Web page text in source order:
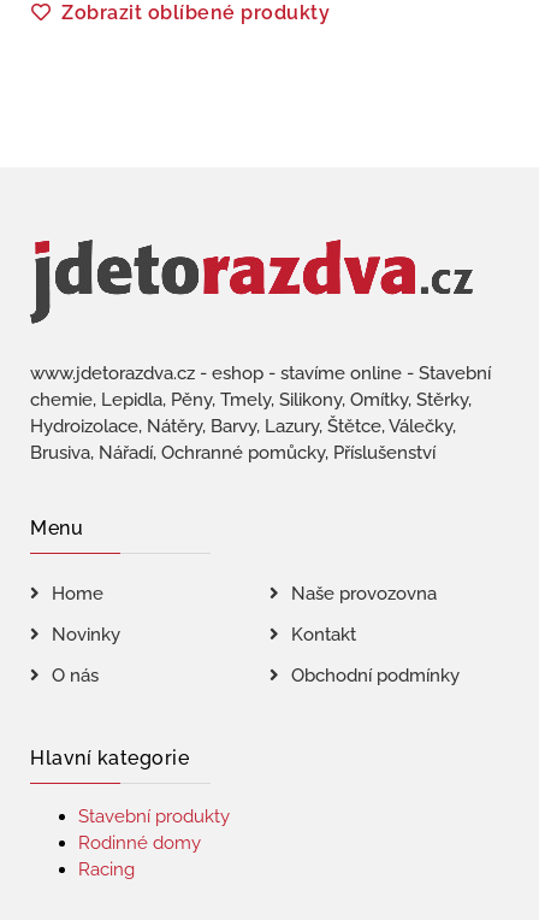
Zobrazit oblíbené produkty
www.jdetorazdva.cz - eshop - stavíme online - Stavební
chemie, Lepidla, Pěny, Tmely, Silikony, Omítky, Stěrky,
Hydroizolace, Nátěry, Barvy, Lazury, Štětce, Válečky,
Brusiva, Nářadí, Ochranné pomůcky, Příslušenství
Menu
Home
Naše provozovna
Novinky
Kontakt
O nás
Obchodní podmínky
Hlavní kategorie
Stavební produkty
Rodinné domy
Racing